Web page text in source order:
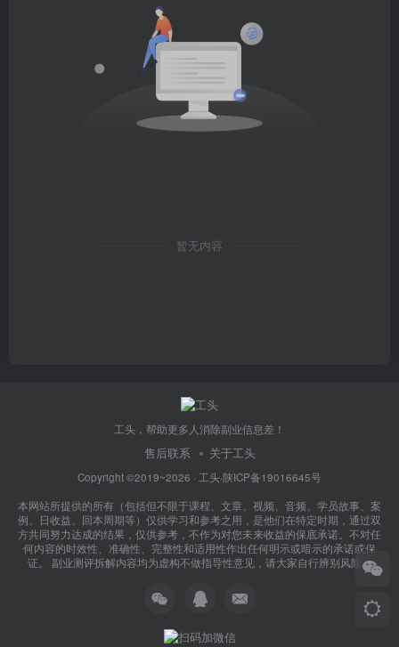
暂无内容
工头，帮助更多人消除副业信息差！
售后联系 关于工头
Copyright ©2019~2026 · 工头·陕ICP备19016645号
本网站所提供的所有（包括但不限于课程、文章、视频、音频、学员故事、案
例、日收益、回本周期等）仅供学习和参考之用，是他们在特定时期，通过双
方共同努力达成的结果，仅供参考，不作为对您未来收益的保底承诺。不对任
何内容的时效性、准确性、完整性和适用性作出任何明示或暗示的承诺或保
证。 副业测评拆解内容均为虚构不做指导性意见，请大家自行辨别风险！